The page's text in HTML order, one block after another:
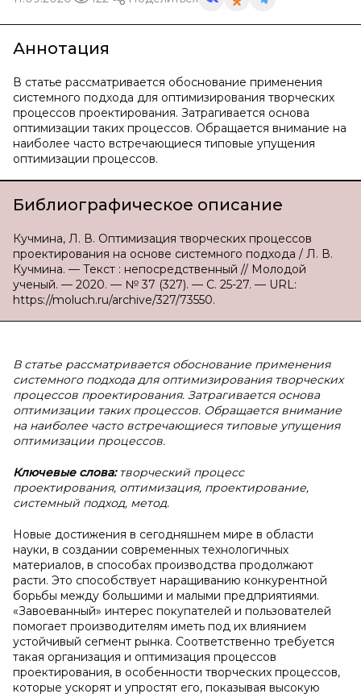
Аннотация
В статье рассматривается обоснование применения
системного подхода для оптимизирования творческих
процессов проектирования. Затрагивается основа
оптимизации таких процессов. Обращается внимание на
наиболее часто встречающиеся типовые упущения
оптимизации процессов.
Библиографическое описание
Кучмина, Л. В. Оптимизация творческих процессов
проектирования на основе системного подхода / Л. В.
Кучмина. — Текст : непосредственный // Молодой
ученый. — 2020. — № 37 (327). — С. 25-27. — URL:
https://moluch.ru/archive/327/73550.
В статье рассматривается обоснование применения
системного подхода для оптимизирования творческих
процессов проектирования. Затрагивается основа
оптимизации таких процессов. Обращается внимание
на наиболее часто встречающиеся типовые упущения
оптимизации процессов.
Ключевые слова:творческий процесс
проектирования, оптимизация, проектирование,
системный подход, метод.
Новые достижения в сегодняшнем мире в области
науки, в создании современных технологичных
материалов, в способах производства продолжают
расти. Это способствует наращиванию конкурентной
борьбы между большими и малыми предприятиями.
«Завоеванный» интерес покупателей и пользователей
помогает производителям иметь под их влиянием
устойчивый сегмент рынка. Соответственно требуется
такая организация и оптимизация процессов
проектирования, в особенности творческих процессов,
которые ускорят и упростят его, показывая высокую